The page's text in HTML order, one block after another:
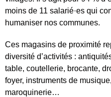
moins de 11 salarié·es qui
humaniser nos communes.
Ces magasins de proximité
diversité d’activités :
table, coutellerie, brocante,
foyer, instruments de
maroquinerie…